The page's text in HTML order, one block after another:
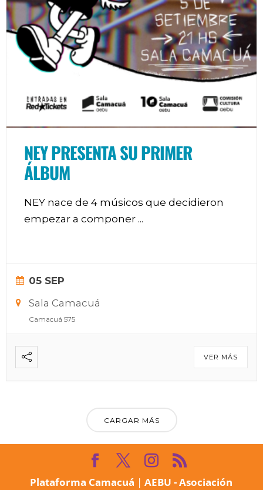
NEY PRESENTA SU PRIMER
ÁLBUM
NEY nace de 4 músicos que decidieron
empezar a componer ...
05 SEP
Sala Camacuá
Camacuá 575
VER MÁS
CARGAR MÁS
Plataforma Camacuá |AEBU - Asociación